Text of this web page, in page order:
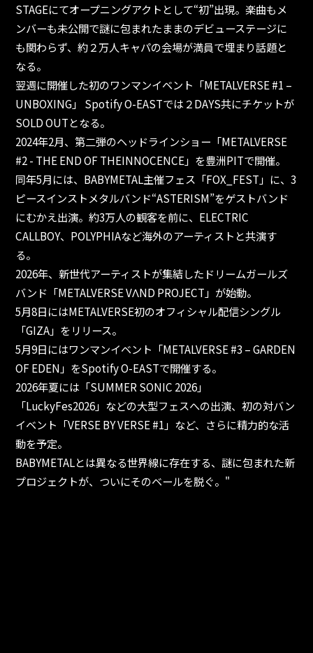
STAGEにてオープニングアクトとして“初”出現。楽曲もメ
ンバーも未公開で謎に包まれたままのデビューステージに
も関わらず、約２万人キャパの会場が満員で埋まり話題と
なる。
翌週に開催した初のワンマンイベント「METALVERSE #1 –
UNBOXING」 Spotify O-EASTでは２DAYS共にチケットが
SOLD OUTとなる。
2024年2月、第二弾のヘッドラインショー「METALVERSE
#2 - THE END OF THEINNOCENCE」を豊洲PITで開催。
同年5月には、BABYMETAL主催フェス「FOX_FEST」に、3
ピースインストメタルバンド“ASTERISM”をゲストバンド
にむかえ出演。約3万人の観客を前に、ELECTRIC
CALLBOY、POLYPHIAなど海外のアーティストと共演す
る。
2026年、新世代アーティストが集結したドリームガールズ
バンド「METALVERSE VΛND PROJECT」が始動。
5月8日にはMETALVERSE初のオフィシャル配信シングル
「GIZA」をリリース。
5月9日にはワンマンイベント「METALVERSE #3 – GARDEN
OF EDEN」をSpotify O-EASTで開催する。
2026年夏には「SUMMER SONIC 2026」
「LuckyFes2026」などの大型フェスへの出演、初の対バン
イベント「VERSE BY VERSE #1」など、さらに精力的な活
動を予定。
BABYMETALとは異なる世界線に存在する、謎に包まれた新
プロジェクトが、ついにそのベールを脱ぐ。"